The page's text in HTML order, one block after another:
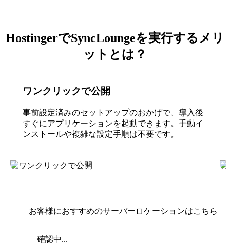
HostingerでSyncLoungeを実行するメリ
ットとは？
ワンクリックで公開
事前設定済みのセットアップのおかげで、導入後
すぐにアプリケーションを起動できます。手動イ
ンストールや複雑な設定手順は不要です。
お客様におすすめのサーバーロケーションはこちら
確認中...